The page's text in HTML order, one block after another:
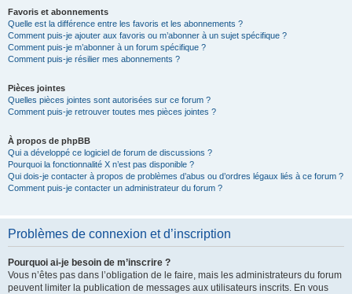
Favoris et abonnements
Quelle est la différence entre les favoris et les abonnements ?
Comment puis-je ajouter aux favoris ou m’abonner à un sujet spécifique ?
Comment puis-je m’abonner à un forum spécifique ?
Comment puis-je résilier mes abonnements ?
Pièces jointes
Quelles pièces jointes sont autorisées sur ce forum ?
Comment puis-je retrouver toutes mes pièces jointes ?
À propos de phpBB
Qui a développé ce logiciel de forum de discussions ?
Pourquoi la fonctionnalité X n’est pas disponible ?
Qui dois-je contacter à propos de problèmes d’abus ou d’ordres légaux liés à ce forum ?
Comment puis-je contacter un administrateur du forum ?
Problèmes de connexion et d’inscription
Pourquoi ai-je besoin de m’inscrire ?
Vous n’êtes pas dans l’obligation de le faire, mais les administrateurs du forum
peuvent limiter la publication de messages aux utilisateurs inscrits. En vous